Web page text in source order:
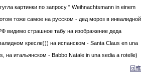
картинки по запросу " Weihnachtsmann in einem
тоже самое на русском - дед мороз в инвалидной
видимо страшное табу на изображение деда
кресле))) на испанском - Santa Claus en una
на итальянском - Babbo Natale in una sedia a rotelle)
回應